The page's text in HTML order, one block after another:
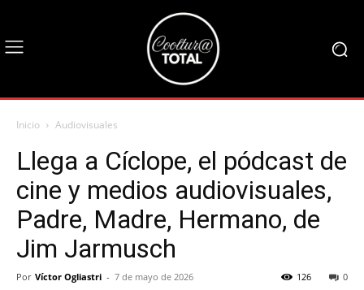
Inicio Audiovisuales
Llega a Cíclope, el pódcast de
cine y medios audiovisuales,
Padre, Madre, Hermano, de
Jim Jarmusch
Por Víctor Ogliastri - 7 de mayo de 2026 0
126